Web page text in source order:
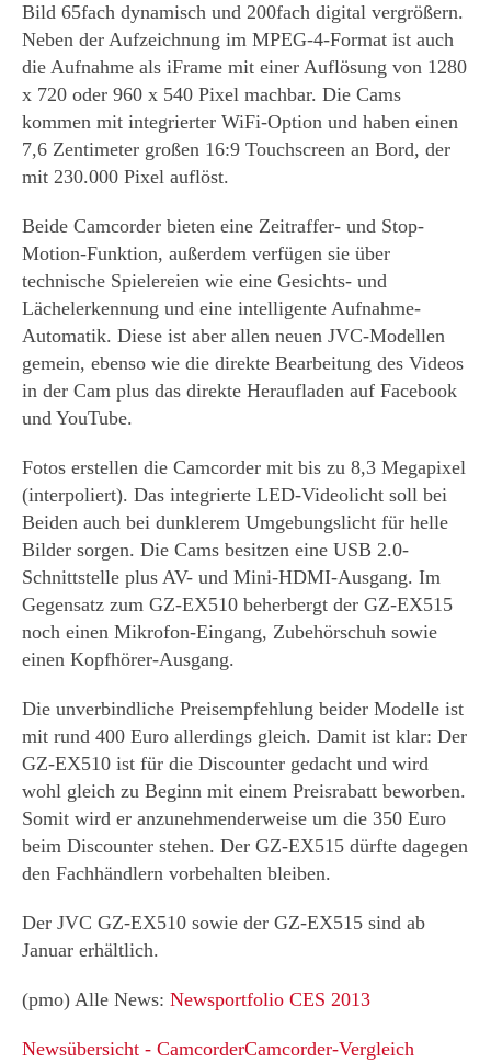
Bild 65fach dynamisch und 200fach digital vergrößern.
Neben der Aufzeichnung im MPEG-4-Format ist auch
die Aufnahme als iFrame mit einer Auflösung von 1280
x 720 oder 960 x 540 Pixel machbar. Die Cams
kommen mit integrierter WiFi-Option und haben einen
7,6 Zentimeter großen 16:9 Touchscreen an Bord, der
mit 230.000 Pixel auflöst.
Beide Camcorder bieten eine Zeitraffer- und Stop-
Motion-Funktion, außerdem verfügen sie über
technische Spielereien wie eine Gesichts- und
Lächelerkennung und eine intelligente Aufnahme-
Automatik. Diese ist aber allen neuen JVC-Modellen
gemein, ebenso wie die direkte Bearbeitung des Videos
in der Cam plus das direkte Heraufladen auf Facebook
und YouTube.
Fotos erstellen die Camcorder mit bis zu 8,3 Megapixel
(interpoliert). Das integrierte LED-Videolicht soll bei
Beiden auch bei dunklerem Umgebungslicht für helle
Bilder sorgen. Die Cams besitzen eine USB 2.0-
Schnittstelle plus AV- und Mini-HDMI-Ausgang. Im
Gegensatz zum GZ-EX510 beherbergt der GZ-EX515
noch einen Mikrofon-Eingang, Zubehörschuh sowie
einen Kopfhörer-Ausgang.
Die unverbindliche Preisempfehlung beider Modelle ist
mit rund 400 Euro allerdings gleich. Damit ist klar: Der
GZ-EX510 ist für die Discounter gedacht und wird
wohl gleich zu Beginn mit einem Preisrabatt beworben.
Somit wird er anzunehmenderweise um die 350 Euro
beim Discounter stehen. Der GZ-EX515 dürfte dagegen
den Fachhändlern vorbehalten bleiben.
Der JVC GZ-EX510 sowie der GZ-EX515 sind ab
Januar erhältlich.
(pmo) Alle News: Newsportfolio CES 2013
Newsübersicht - CamcorderCamcorder-Vergleich